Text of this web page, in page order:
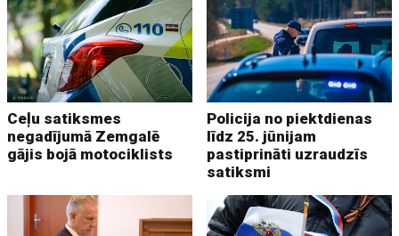
Ceļu satiksmes
negadījumā Zemgalē
gājis bojā motociklists
Policija no piektdienas
līdz 25. jūnijam
pastiprināti uzraudzīs
satiksmi